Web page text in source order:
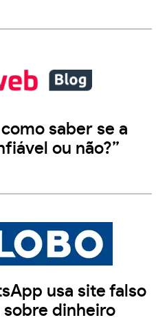
saber se a
ou não?”
usa site falso
dinheiro